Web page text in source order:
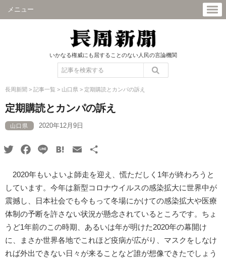
メニュー
いかなる権威にも屈することのない人民の言論機関
長周新聞 > 記事一覧 > 山口県 > 定期購読とカンパの訴え
定期購読とカンパの訴え
山口県 2020年12月9日
TwitterFacebook
Line HatenaEmail
2020年もいよいよ師走を迎え、慌ただしく1年が終わろうと
しています。今年は新型コロナウイルスの感染拡大に世界中が
震撼し、日本社会でも今もって冬場にかけての感染拡大や医療
体制の予断を許さない状況が懸念されているところです。ちょ
うど1年前のこの時期、あるいは年が明けた2020年の幕開け
に、まさか世界各地でこれほど疫病が広がり、マスクをしなけ
れば外出できない日々が来ることなど誰が想像できたでしょう